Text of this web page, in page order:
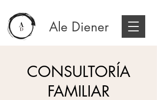
Ale Diener
CONSULTORÍA
FAMILIAR